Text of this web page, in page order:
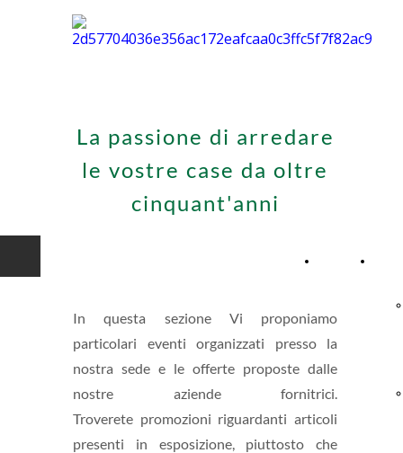
La passione di arredare
le vostre case da oltre
cinquant'anni
In questa sezione Vi proponiamo
particolari eventi organizzati presso la
nostra sede e le offerte proposte dalle
nostre aziende fornitrici.
Troverete promozioni riguardanti articoli
presenti in esposizione, piuttosto che